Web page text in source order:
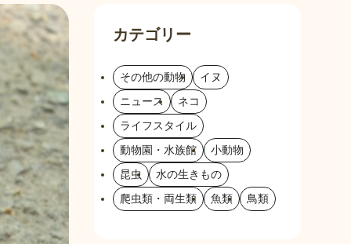
カテゴリー
その他の動物
イヌ
ニュース
ネコ
ライフスタイル
動物園・水族館
小動物
昆虫
水の生きもの
爬虫類・両生類
魚類 鳥類